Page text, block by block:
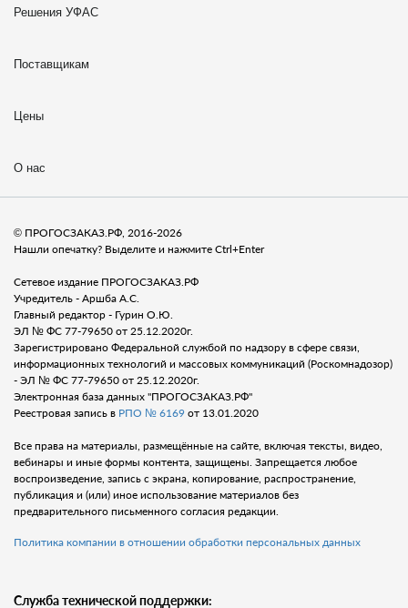
Решения УФАС
Поставщикам
Цены
О нас
© ПРОГОСЗАКАЗ.РФ, 2016-2026
Нашли опечатку? Выделите и нажмите Ctrl+Enter
Сетевое издание ПРОГОСЗАКАЗ.РФ
Учредитель - Аршба А.С.
Главный редактор - Гурин О.Ю.
ЭЛ № ФС 77-79650 от 25.12.2020г.
Зарегистрировано Федеральной службой по надзору в сфере связи,
информационных технологий и массовых коммуникаций (Роскомнадозор)
- ЭЛ № ФС 77-79650 от 25.12.2020г.
Электронная база данных "ПРОГОСЗАКАЗ.РФ"
Реестровая запись в РПО № 6169 от 13.01.2020
Все права на материалы, размещённые на сайте, включая тексты, видео,
вебинары и иные формы контента, защищены. Запрещается любое
воспроизведение, запись с экрана, копирование, распространение,
публикация и (или) иное использование материалов без
предварительного письменного согласия редакции.
Политика компании в отношении обработки персональных данных
Служба технической поддержки: